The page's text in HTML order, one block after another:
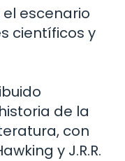
escenario
científicos y
de la
con
y J.R.R.